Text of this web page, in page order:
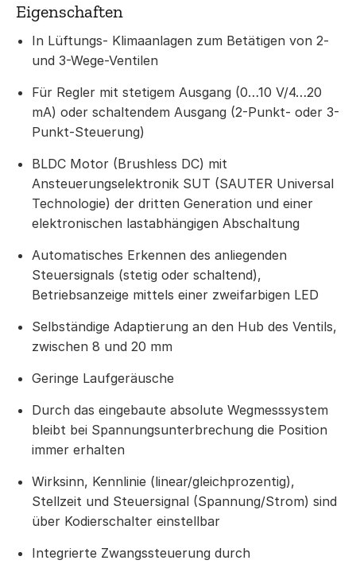
Eigenschaften
In Lüftungs- Klimaanlagen zum Betätigen von 2-
und 3-Wege-Ventilen
Für Regler mit stetigem Ausgang (0…10 V/4…20
mA) oder schaltendem Ausgang (2-Punkt- oder 3-
Punkt-Steuerung)
BLDC Motor (Brushless DC) mit
Ansteuerungselektronik SUT (SAUTER Universal
Technologie) der dritten Generation und einer
elektronischen lastabhängigen Abschaltung
Automatisches Erkennen des anliegenden
Steuersignals (stetig oder schaltend),
Betriebsanzeige mittels einer zweifarbigen LED
Selbständige Adaptierung an den Hub des Ventils,
zwischen 8 und 20 mm
Geringe Laufgeräusche
Durch das eingebaute absolute Wegmesssystem
bleibt bei Spannungsunterbrechung die Position
immer erhalten
Wirksinn, Kennlinie (linear/gleichprozentig),
Stellzeit und Steuersignal (Spannung/Strom) sind
über Kodierschalter einstellbar
Integrierte Zwangssteuerung durch